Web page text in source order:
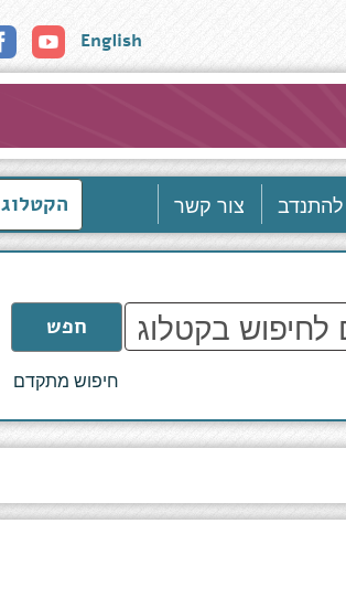
English
להתנדב צור קשר הקטלוג
חפש
חיפוש מתקדם